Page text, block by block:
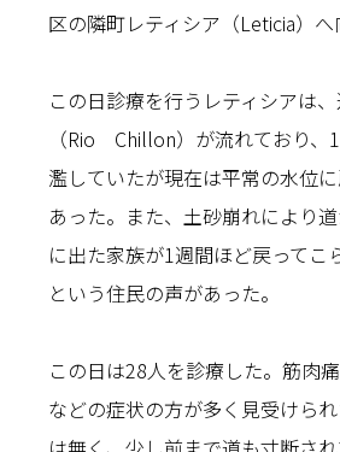
区の隣町レティシア（Leticia）へ
この日診療を行うレティシアは
（Rio Chillon）が流れており、
濫していたが現在は平常の水位
あった。また、土砂崩れにより
に出た家族が1週間ほど戻ってこ
という住民の声があった。
この日は28人を診療した。筋肉
などの症状の方が多く見受けら